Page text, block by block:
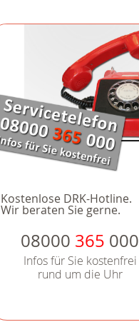
Kostenlose DRK-Hotline.
Wir beraten Sie gerne.
08000 365 000
Infos für Sie kostenfrei
rund um die Uhr